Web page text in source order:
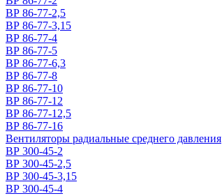
ВР 86-77-2,5
ВР 86-77-3,15
ВР 86-77-4
ВР 86-77-5
ВР 86-77-6,3
ВР 86-77-8
ВР 86-77-10
ВР 86-77-12
ВР 86-77-12,5
ВР 86-77-16
Вентиляторы радиальные среднего давления
ВР 300-45-2
ВР 300-45-2,5
ВР 300-45-3,15
ВР 300-45-4